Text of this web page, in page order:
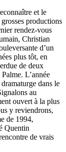
et le
productions
rendez-vous
Christian
d’un
plus tôt, en
de deux
L’année
dans le
au
ouvert à la plus
y reviendrons,
de 1994,
Quentin
de vrais